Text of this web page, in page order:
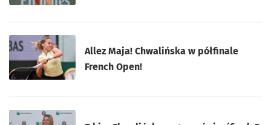
Allez Maja! Chwalińska w półfinale
French Open!